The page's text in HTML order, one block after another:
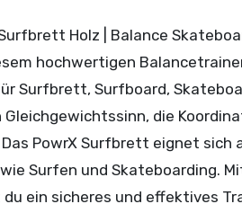
hochwertigen
Surfbrett, Surfboard,
die
PowrX Surfbrett eignet
Surfen und Skateboarding.
ein sicheres und effektives